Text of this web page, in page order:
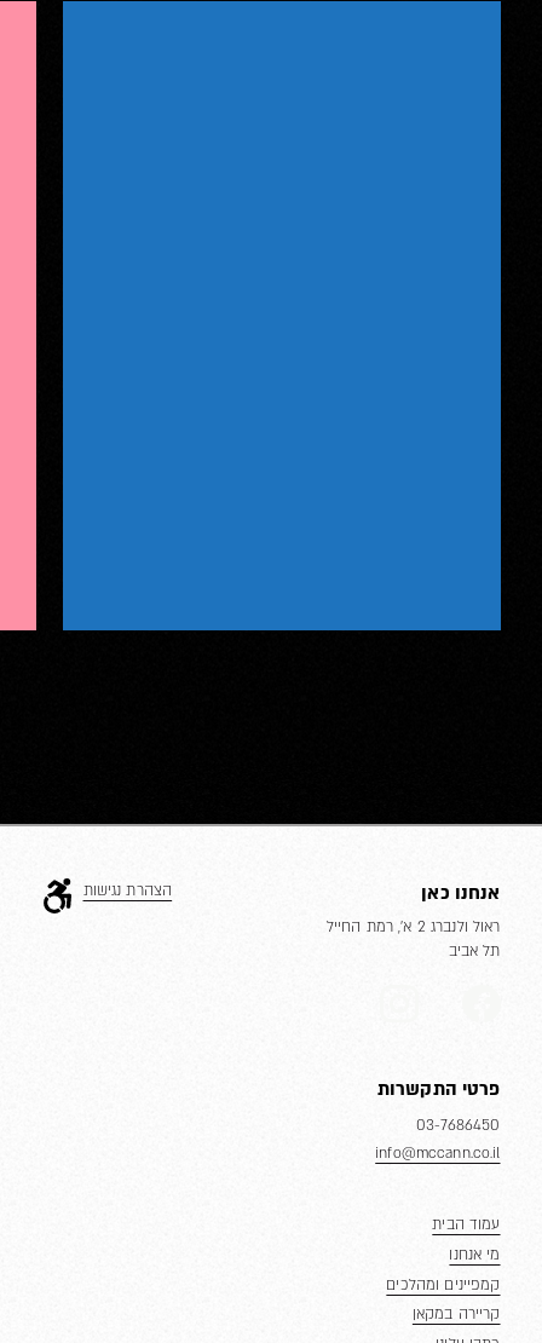
אנחנו כאן
ראול ולנברג 2 א’, רמת החייל
תל אביב
פרטי התקשרות
03-7686450
info@mccann.co.il
עמוד הבית
מי אנחנו
קמפיינים ומהלכים
קריירה במקאן
הצהרת נגישות